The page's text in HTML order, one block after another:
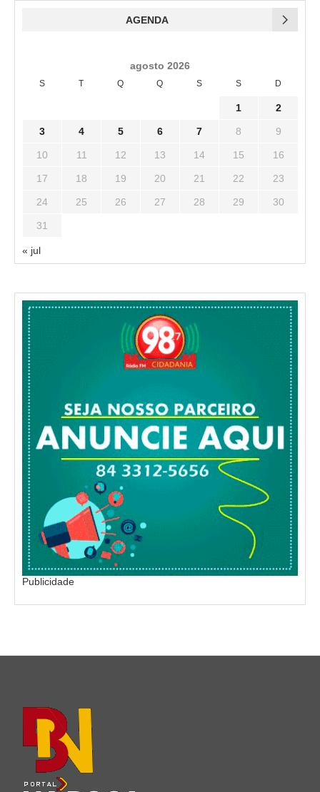
AGENDA
agosto 2026
S T Q Q S S D
1 2
3 4 5 6 7 8 9
10 11 12 13 14 15 16
17 18 19 20 21 22 23
24 25 26 27 28 29 30
31
« jul
Publicidade